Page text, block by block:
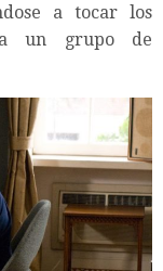
a tocar los
un grupo de